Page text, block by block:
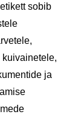
sobib
kuivainetele,
ja